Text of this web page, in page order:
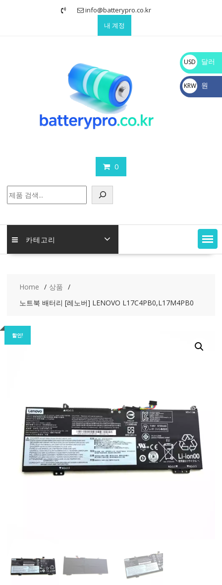
info@batterypro.co.kr
내 계정
0
색
카테고리
Home
상품
노트북 배터리 [레노버] LENOVO L17C4PB0,L17M4PB0
할인!
USD
$
달러
KRW
₩
원